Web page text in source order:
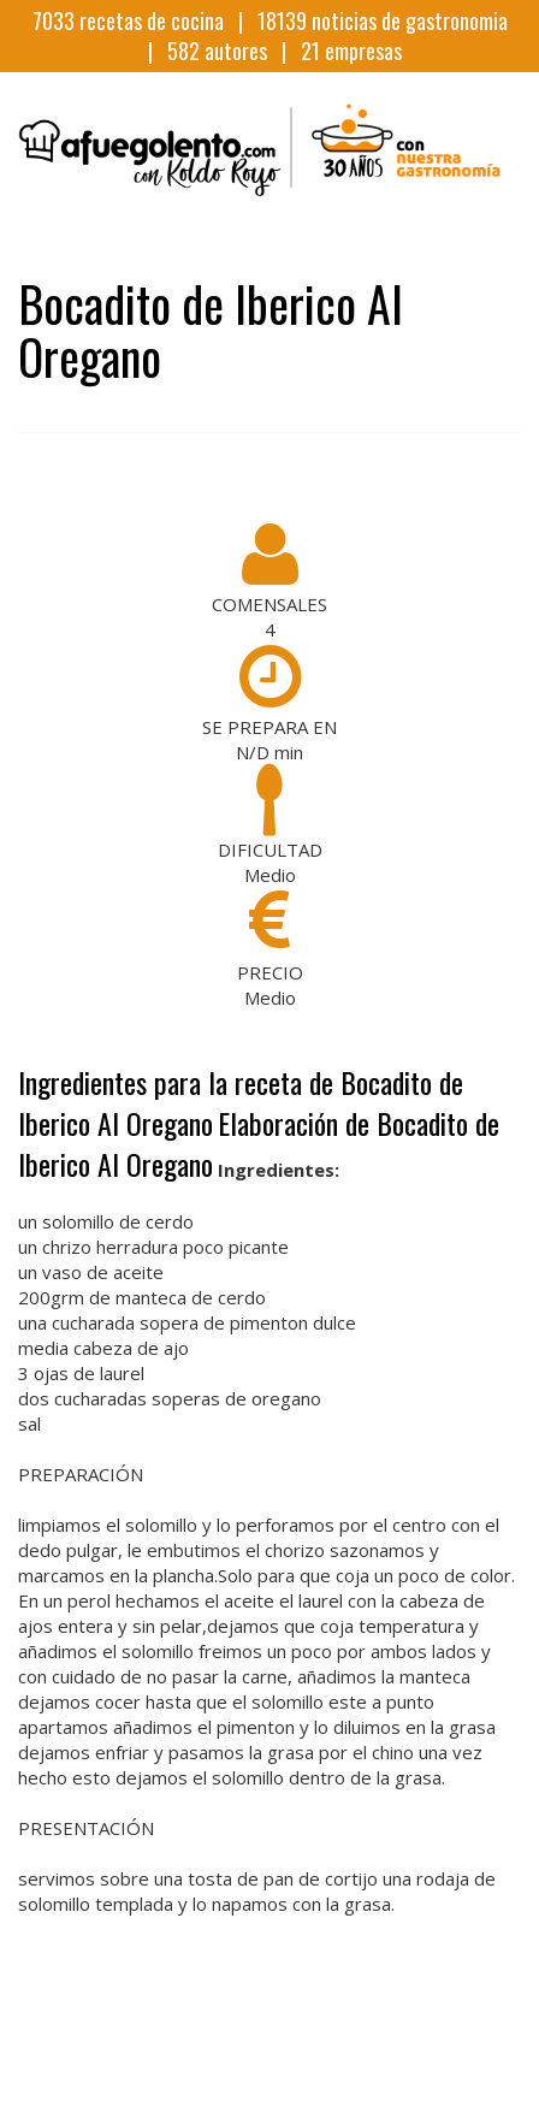
7033 recetas de cocina | 18139 noticias de gastronomia
| 582 autores | 21 empresas
Bocadito de Iberico Al
Oregano
COMENSALES
4
SE PREPARA EN
N/D min
DIFICULTAD
Medio
PRECIO
Medio
Ingredientes para la receta de Bocadito de
Iberico Al OreganoElaboración de Bocadito de
Iberico Al Oregano Ingredientes:
un solomillo de cerdo
un chrizo herradura poco picante
un vaso de aceite
200grm de manteca de cerdo
una cucharada sopera de pimenton dulce
media cabeza de ajo
3 ojas de laurel
dos cucharadas soperas de oregano
sal
PREPARACIÓN
limpiamos el solomillo y lo perforamos por el centro con el
dedo pulgar, le embutimos el chorizo sazonamos y
marcamos en la plancha.Solo para que coja un poco de color.
En un perol hechamos el aceite el laurel con la cabeza de
ajos entera y sin pelar,dejamos que coja temperatura y
añadimos el solomillo freimos un poco por ambos lados y
con cuidado de no pasar la carne, añadimos la manteca
dejamos cocer hasta que el solomillo este a punto
apartamos añadimos el pimenton y lo diluimos en la grasa
dejamos enfriar y pasamos la grasa por el chino una vez
hecho esto dejamos el solomillo dentro de la grasa.
PRESENTACIÓN
servimos sobre una tosta de pan de cortijo una rodaja de
solomillo templada y lo napamos con la grasa.